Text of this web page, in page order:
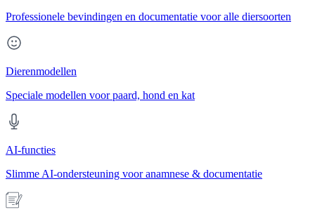
Professionele bevindingen en documentatie voor alle diersoorten
Dierenmodellen
Speciale modellen voor paard, hond en kat
AI-functies
Slimme AI-ondersteuning voor anamnese & documentatie